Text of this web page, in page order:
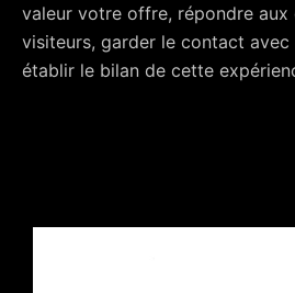
valeur votre offre, répondre aux
visiteurs, garder le contact avec
établir le bilan de cette